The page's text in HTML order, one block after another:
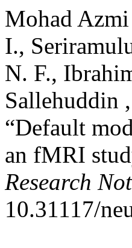
Mohad
I.,
N. F.,
Sallehuddin
“Default
an fMRI
Research
10.31117/